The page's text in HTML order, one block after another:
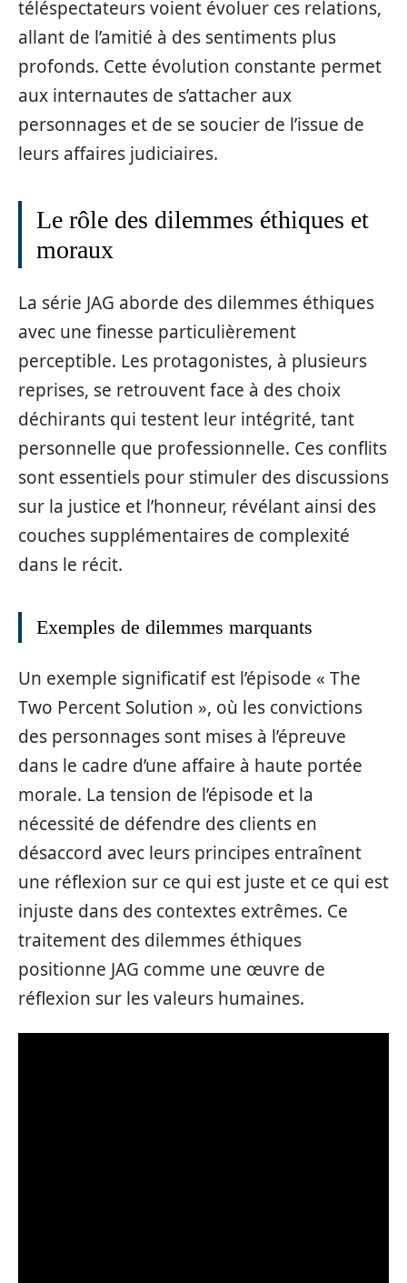
téléspectateurs voient évoluer ces relations,
allant de l’amitié à des sentiments plus
profonds. Cette évolution constante permet
aux internautes de s’attacher aux
personnages et de se soucier de l’issue de
leurs affaires judiciaires.
Le rôle des dilemmes éthiques et
moraux
La série JAG aborde des dilemmes éthiques
avec une finesse particulièrement
perceptible. Les protagonistes, à plusieurs
reprises, se retrouvent face à des choix
déchirants qui testent leur intégrité, tant
personnelle que professionnelle. Ces conflits
sont essentiels pour stimuler des discussions
sur la justice et l’honneur, révélant ainsi des
couches supplémentaires de complexité
dans le récit.
Exemples de dilemmes marquants
Un exemple significatif est l’épisode « The
Two Percent Solution », où les convictions
des personnages sont mises à l’épreuve
dans le cadre d’une affaire à haute portée
morale. La tension de l’épisode et la
nécessité de défendre des clients en
désaccord avec leurs principes entraînent
une réflexion sur ce qui est juste et ce qui est
injuste dans des contextes extrêmes. Ce
traitement des dilemmes éthiques
positionne JAG comme une œuvre de
réflexion sur les valeurs humaines.